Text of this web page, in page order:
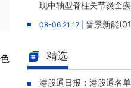
现中轴型脊柱关节炎全
08-06 21:17 | 晋景新能
要交易
08-06 20:03 |云想科技
监控跟进审查完成，补
精选
港股通日报：港股通名